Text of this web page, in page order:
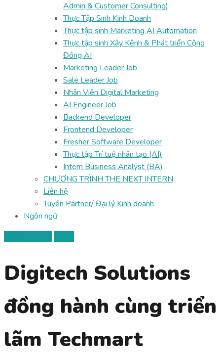
Admin & Customer Consulting)
Thực Tập Sinh Kinh Doanh
Thực tập sinh Marketing AI Automation
Thực tập sinh Xây Kênh & Phát triển Cộng
Đồng AI
Marketing Leader Job
Sale Leader Job
Nhân Viên Digital Marketing
AI Engineer Job
Backend Developer
Frontend Developer
Fresher Software Developer
Thực tập Trí tuệ nhân tạo (AI)
Intern Business Analyst (BA)
CHƯƠNG TRÌNH THE NEXT INTERN
Liên hệ
Tuyển Partner/ Đại lý Kinh doanh
Ngôn ngữ
Digitech Solutions
đồng hành cùng triển
lãm Techmart